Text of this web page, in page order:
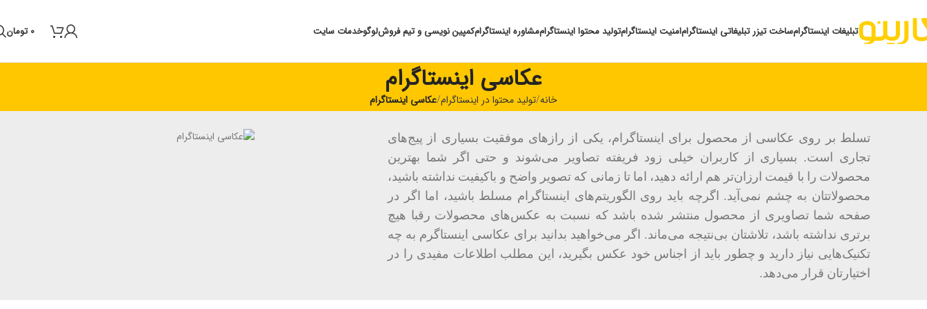
تبلیغات اینستاگرامساخت تیزر تبلیغاتی اینستاگرامامنیت اینستاگرامتولید محتوا اینستاگراممشاوره اینستاگرامکمپین نویسی و تیم فروشلوگوخدمات سایت 0 تومان
عکاسی اینستاگرام
خانه تولید محتوا در اینستاگرام عکاسی اینستاگرام
تسلط بر روی عکاسی از محصول برای اینستاگرام، یکی از رازهای موفقیت بسیاری از پیج‌های
تجاری است. بسیاری از کاربران خیلی زود فریفته تصاویر می‌شوند و حتی اگر شما بهترین
محصولات را با قیمت ارزان‌تر هم ارائه دهید، اما تا زمانی که تصویر واضح و باکیفیت نداشته باشید،
محصولاتتان به چشم نمی‌آید. اگرچه باید روی الگوریتم‌های اینستاگرام مسلط باشید، اما اگر در
صفحه شما تصاویری از محصول منتشر شده باشد که نسبت به عکس‌های محصولات رقبا هیچ
برتری نداشته باشد، تلاشتان بی‌نتیجه می‌ماند. اگر می‌خواهید بدانید برای عکاسی اینستاگرم به چه
تکنیک‌هایی نیاز دارید و چطور باید از اجناس خود عکس بگیرید، این مطلب اطلاعات مفیدی را در
اختیارتان قرار می‌دهد.